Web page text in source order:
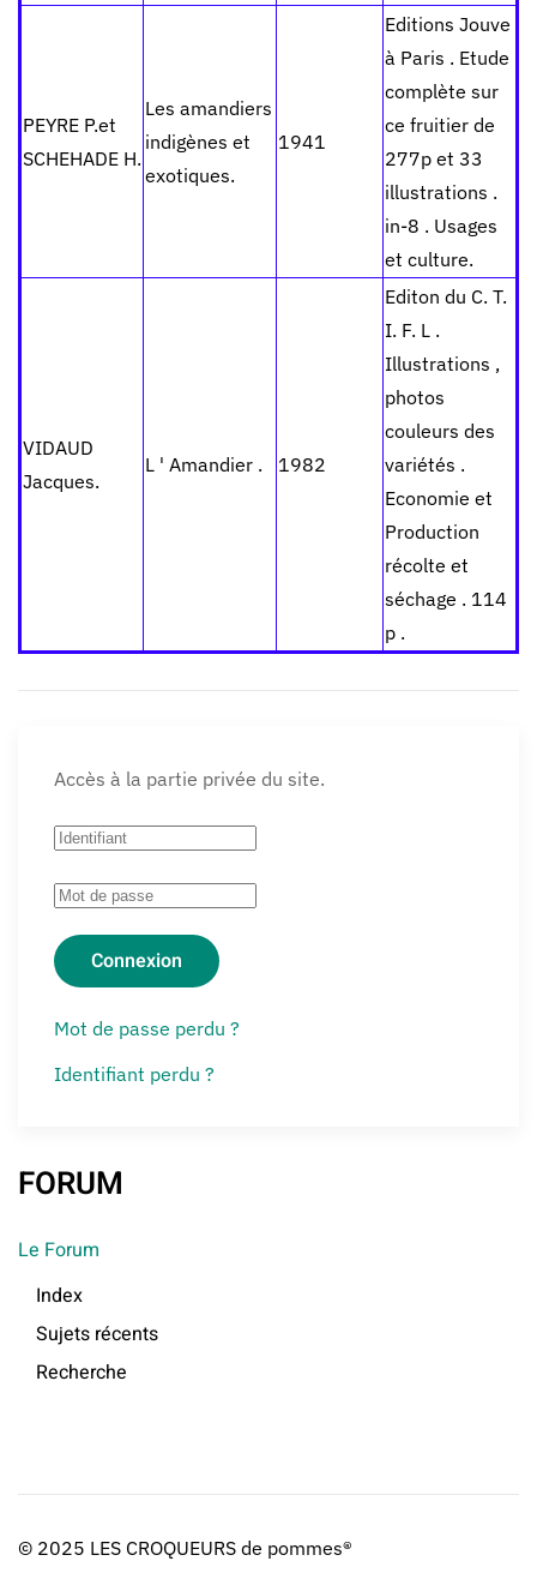
PEYRE P.et
SCHEHADE H.
Les amandiers
indigènes et
exotiques.
1941
Editions Jouve
à Paris . Etude
complète sur
ce fruitier de
277p et 33
illustrations .
in-8 . Usages
et culture.
VIDAUD
Jacques.
L ' Amandier . 1982
Editon du C. T.
I. F. L .
Illustrations ,
photos
couleurs des
variétés .
Economie et
Production
récolte et
séchage . 114
p .
Accès à la partie privée du site.
Connexion
Mot de passe perdu ?
Identifiant perdu ?
FORUM
Le Forum
Index
Sujets récents
Recherche
© 2025 LES CROQUEURS de pommes®